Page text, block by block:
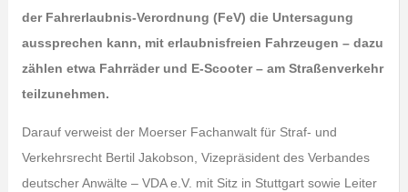
der Fahrerlaubnis-Verordnung (FeV) die Untersagung
aussprechen kann, mit erlaubnisfreien Fahrzeugen – dazu
zählen etwa Fahrräder und E-Scooter – am Straßenverkehr
teilzunehmen.
Darauf verweist der Moerser Fachanwalt für Straf- und
Verkehrsrecht Bertil Jakobson, Vizepräsident des Verbandes
deutscher Anwälte – VDA e.V. mit Sitz in Stuttgart sowie Leiter